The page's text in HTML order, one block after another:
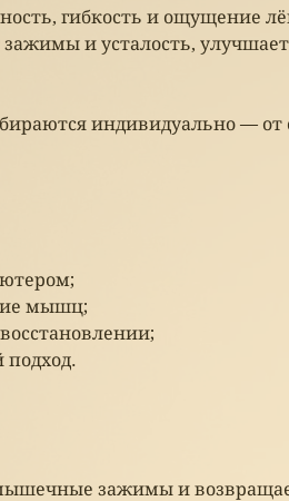
гибкость и ощущение
и усталость,
индивидуально — от
мышц;
подход.
зажимы и